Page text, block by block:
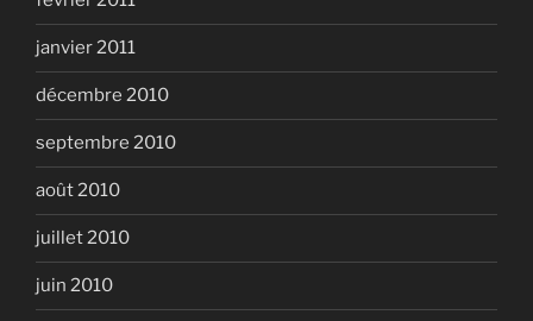
janvier 2011
décembre 2010
septembre 2010
août 2010
juillet 2010
juin 2010